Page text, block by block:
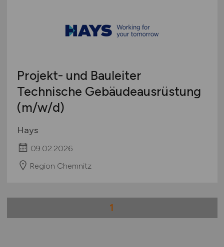
Projekt- und Bauleiter
Technische Gebäudeausrüstung
(m/w/d)
Hays
09.02.2026
Region Chemnitz
1